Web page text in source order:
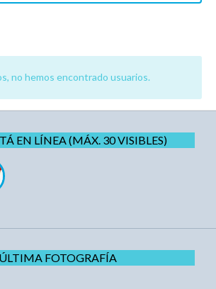
no hemos encontrado usuarios.
EN LÍNEA (MÁX. 30 VISIBLES)
ÚLTIMA FOTOGRAFÍA